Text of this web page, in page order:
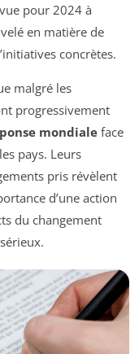
pour 2024 à
en matière de
concrètes.
malgré les
progressivement
mondiale face
pays. Leurs
pris révèlent
d’une action
du changement